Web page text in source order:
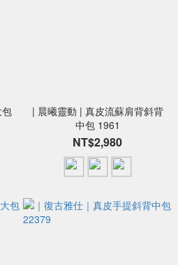
| 晨曦靈動 | 真皮流蘇肩背斜背
中包 1961
NT$2,980